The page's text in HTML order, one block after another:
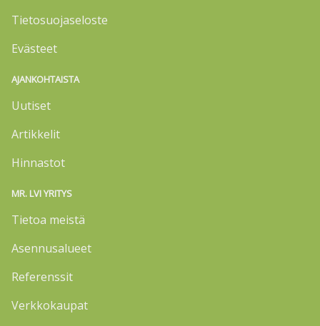
Tietosuojaseloste
Evästeet
AJANKOHTAISTA
Uutiset
Artikkelit
Hinnastot
MR. LVI YRITYS
Tietoa meistä
Asennusalueet
Referenssit
Verkkokaupat